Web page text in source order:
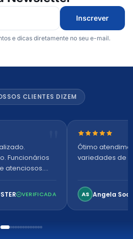
Inscrever
e dicas diretamente no seu e-mail.
CLIENTES DIZEM
Funcionários
atenciosos.
VERIFICADA
Nota 5 de 5
Ótimo
variedades de
AS Angela